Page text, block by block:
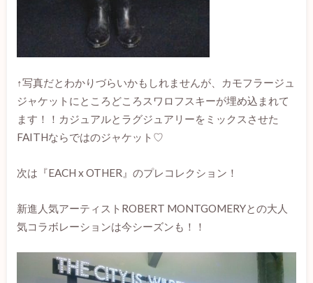
↑写真だとわかりづらいかもしれませんが、カモフラージュ
ジャケットにところどころスワロフスキーが埋め込まれて
ます！！カジュアルとラグジュアリーをミックスさせた
FAITHならではのジャケット♡
次は『EACH x OTHER』のプレコレクション！
新進人気アーティストROBERT MONTGOMERYとの大人
気コラボレーションは今シーズンも！！